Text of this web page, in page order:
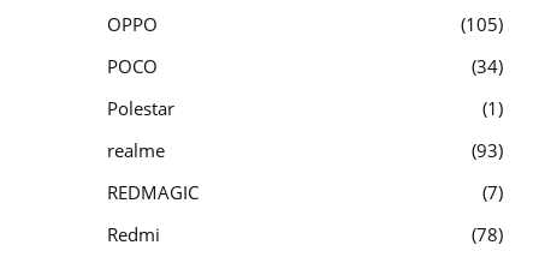
OPPO
105
POCO
34
Polestar
1
realme
93
REDMAGIC
7
Redmi
78